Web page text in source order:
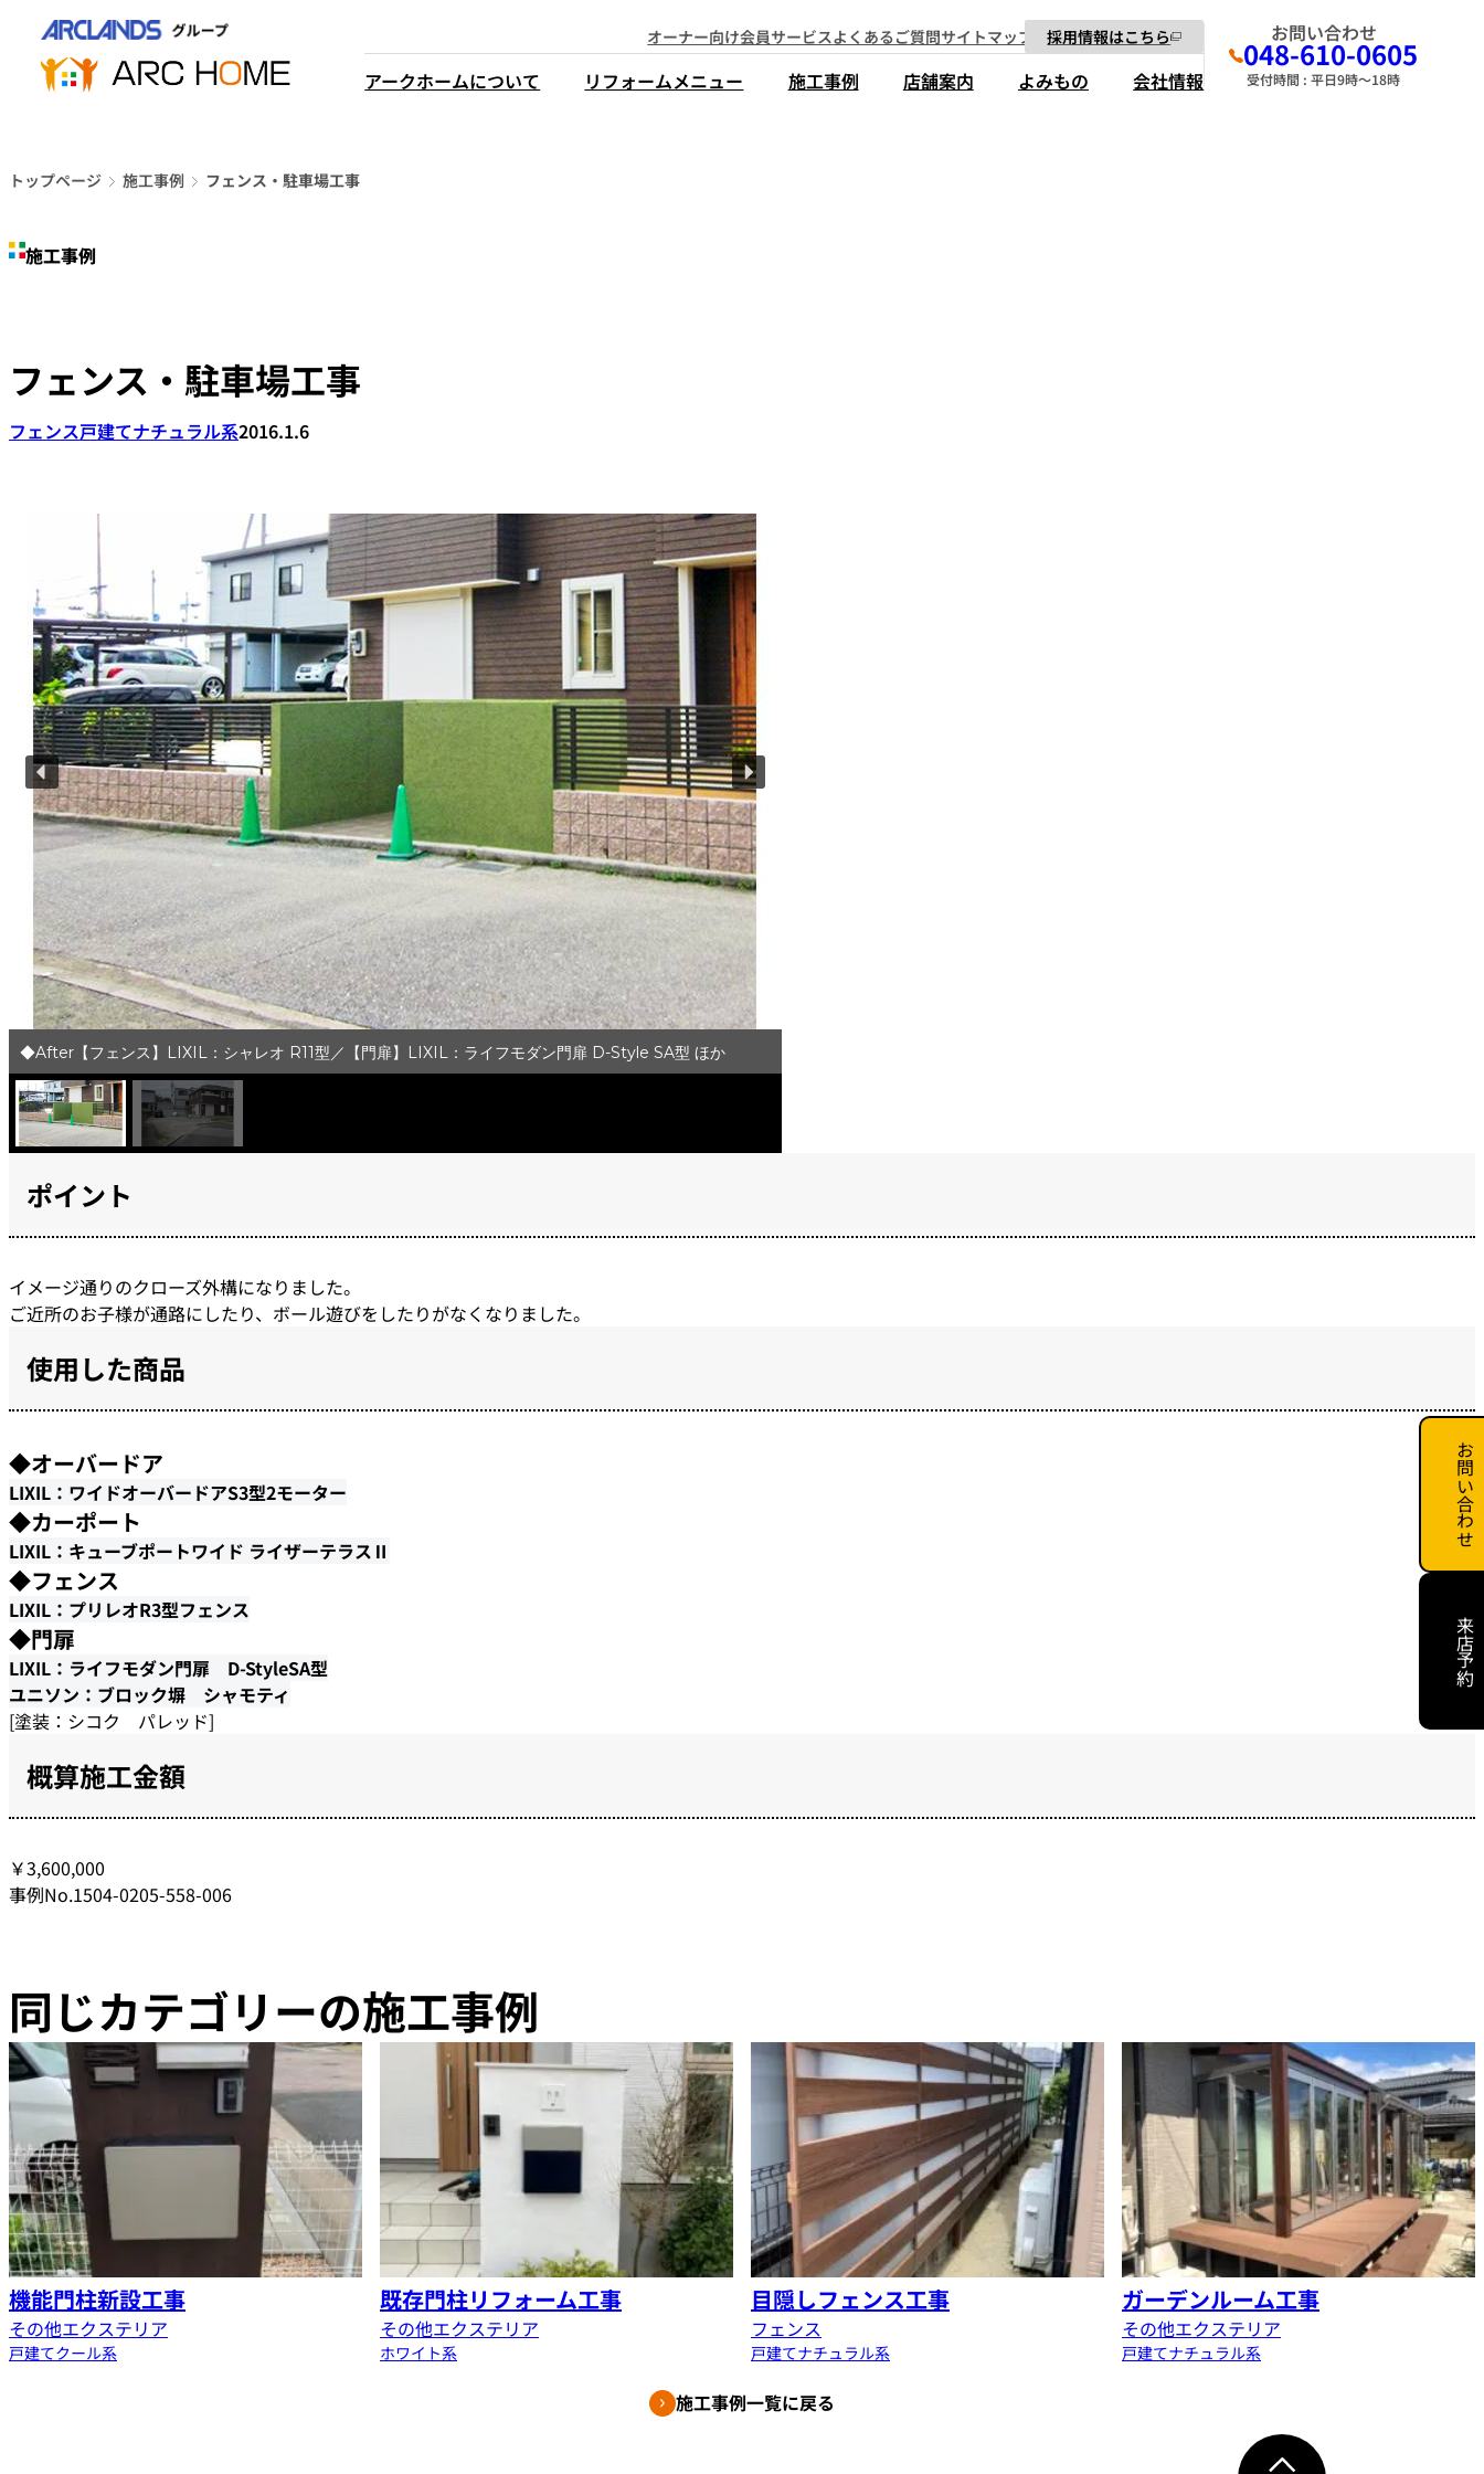
プ
オーナー向け会員サービスよくあるご質問サイトマップ 採用情報はこちら
アークホームについて リフォームメニュー 施工事例 店舗案内 よみもの 会社情報
お問い合わせ
048-610-0605
受付時間 : 平日9時～18時
営業時間は
平日9時から18時までと
なっております
トップページ 施工事例 フェンス・駐車場工事
施工事例
フェンス・駐車場工事
フェンス戸建てナチュラル系2016.1.6
◆After【フェンス】LIXIL：シャレオ R11型／【門扉】LIXIL：ライフモダン門扉 D-Style SA型 ほか
ポイント
イメージ通りのクローズ外構になりました。
ご近所のお子様が通路にしたり、ボール遊びをしたりがなくなりました。
使用した商品
◆オーバードア
LIXIL：ワイドオーバードアS3型2モーター
◆カーポート
LIXIL：キューブポートワイド ライザーテラスⅡ
◆フェンス
LIXIL：プリレオR3型フェンス
◆門扉
LIXIL：ライフモダン門扉 D-StyleSA型
ユニソン：ブロック塀 シャモティ
[塗装：シコク パレッド]
概算施工金額
￥3,600,000
事例No.1504-0205-558-006
同じカテゴリーの施工事例
機能門柱新設工事
その他エクステリア
戸建てクール系
既存門柱リフォーム工事
その他エクステリア
ホワイト系
目隠しフェンス工事
フェンス
戸建てナチュラル系
ガーデンルーム工事
その他エクステリア
戸建てナチュラル系
施工事例一覧に戻る
お問い合わせ
来店予約